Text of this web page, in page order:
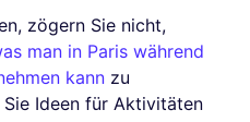
zögern Sie nicht,
man in Paris während
kann zu
Ideen für Aktivitäten